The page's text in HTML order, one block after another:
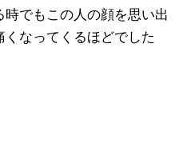
でもこの人の顔を思い出
なってくるほどでした